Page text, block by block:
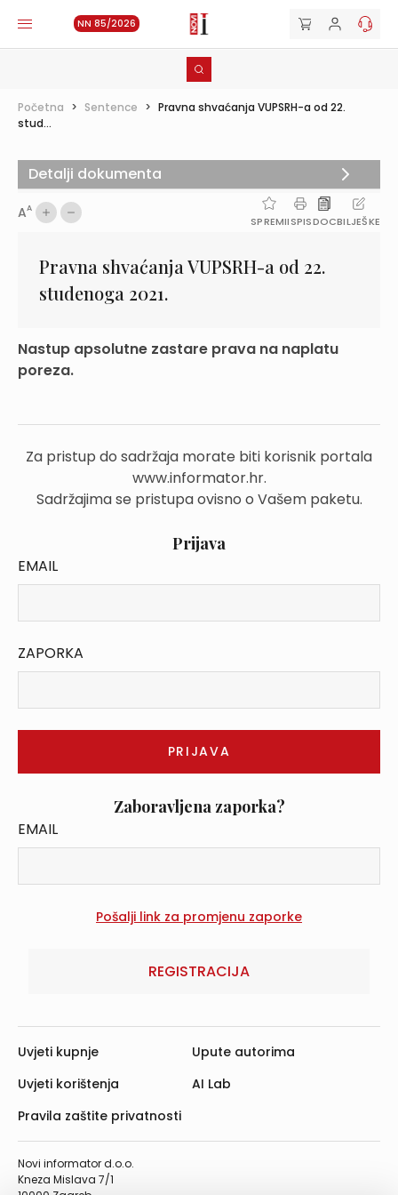
NN 85/2026
Početna > Sentence > Pravna shvaćanja VUPSRH-a od 22.
stud...
AA
SPREMIISPISDOCBILJEŠKE
Pravna shvaćanja VUPSRH-a od 22.
studenoga 2021.
Nastup apsolutne zastare prava na naplatu
poreza.
Za pristup do sadržaja morate biti korisnik portala
www.informator.hr.
Sadržajima se pristupa ovisno o Vašem paketu.
Prijava
EMAIL
ZAPORKA
Zaboravljena zaporka?
EMAIL
REGISTRACIJA
Detalji dokumenta
Novi informator d.o.o.
Kneza Mislava 7/1
Uvjeti kupnje
Uvjeti korištenja
Pravila zaštite privatnosti
Upute autorima
AI Lab